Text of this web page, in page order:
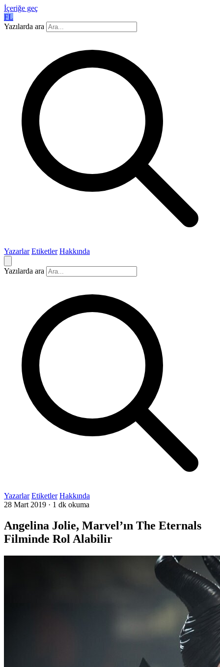
İçeriğe geç
FL
Yazılarda ara
Yazarlar Etiketler Hakkında
Yazılarda ara
Yazarlar Etiketler Hakkında
28 Mart 2019 · 1 dk okuma
Angelina Jolie, Marvel’ın The Eternals
Filminde Rol Alabilir